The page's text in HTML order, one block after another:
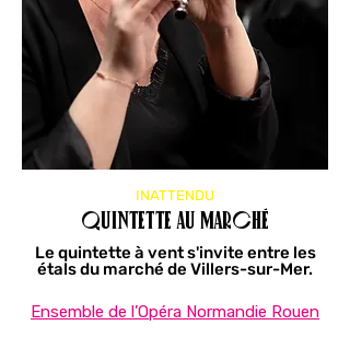
INATTENDU
Quintette au marché
Le quintette à vent s'invite entre les
étals du marché de Villers-sur-Mer.
Ensemble de l’Opéra Normandie Rouen​​​